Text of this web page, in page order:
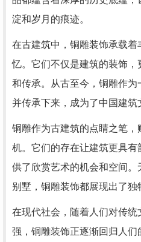
淀和岁月的痕迹。
在古建筑中，铜雕装饰承载
忆。它们不仅是建筑的装饰
和传承。从古至今，铜雕作
并传承下来，成为了中国建筑
铜雕作为古建筑的点睛之笔
机。它们的存在让建筑更具
供了欣赏艺术的机会和空间
别墅，铜雕装饰都展现出了独
在现代社会，随着人们对传
强，铜雕装饰正逐渐回归人